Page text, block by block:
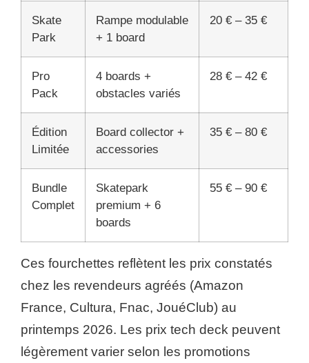
Skate
Park
Rampe modulable
+ 1 board
20 € – 35 €
Pro
Pack
4 boards +
obstacles variés
28 € – 42 €
Édition
Limitée
Board collector +
accessories
35 € – 80 €
Bundle
Complet
Skatepark
premium + 6
boards
55 € – 90 €
Ces fourchettes reflètent les prix constatés
chez les revendeurs agréés (Amazon
France, Cultura, Fnac, JouéClub) au
printemps 2026. Les prix tech deck peuvent
légèrement varier selon les promotions